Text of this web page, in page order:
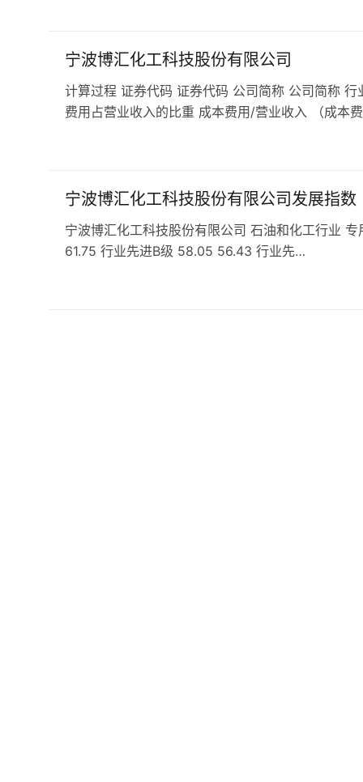
宁波博汇化工科技股份有限公司
计算过程 证券代码 证券代码 公司简称 公司简称
费用占营业收入的比重 成本费用/营业收入 （成本
宁波博汇化工科技股份有限公司发展指数
宁波博汇化工科技股份有限公司 石油和化工行业
61.75 行业先进B级 58.05 56.43 行业先…